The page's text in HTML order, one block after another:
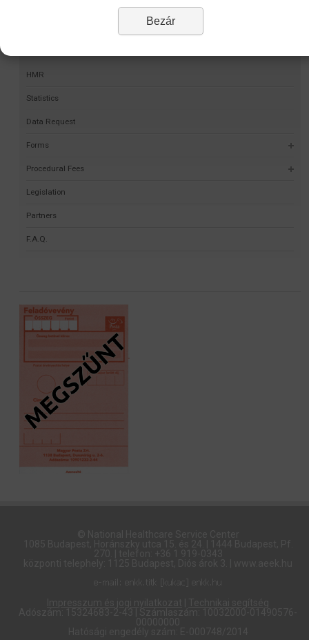
HMR
Statistics
Data Request
Forms
Procedural Fees
Legislation
Partners
F.A.Q.
Bezár